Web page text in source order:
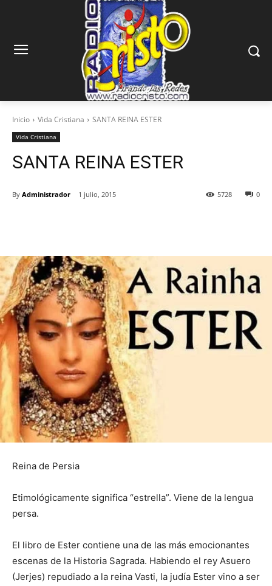
Inicio Vida Cristiana SANTA REINA ESTER
Vida Cristiana
SANTA REINA ESTER
By Administrador 1 julio, 2015 0
5728
Reina de Persia
Etimológicamente significa “estrella”. Viene de la lengua
persa.
El libro de Ester contiene una de las más emocionantes
escenas de la Historia Sagrada. Habiendo el rey Asuero
(Jerjes) repudiado a la reina Vasti, la judía Ester vino a ser